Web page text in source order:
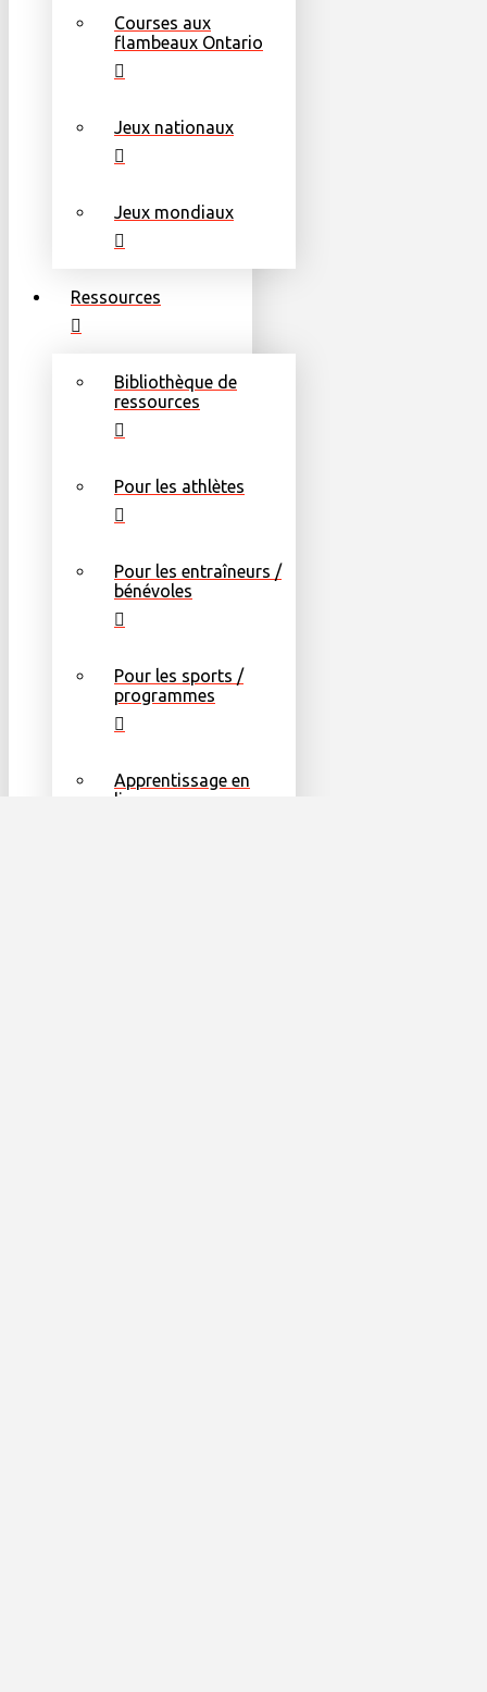
Courses aux
flambeaux Ontario
Jeux nationaux
Jeux mondiaux
Ressources
Bibliothèque de
ressources
Pour les athlètes
Pour les entraîneurs /
bénévoles
Pour les sports /
programmes
Apprentissage en
ligne